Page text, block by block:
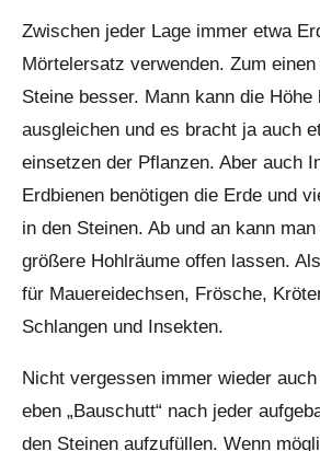
Zwischen jeder Lage immer etwa
Mörtelersatz verwenden. Zum
Steine besser. Mann kann die Höhe
ausgleichen und es bracht ja auch
einsetzen der Pflanzen. Aber auch
Erdbienen benötigen die Erde und
in den Steinen. Ab und an kann
größere Hohlräume offen lassen.
für Mauereidechsen, Frösche,
Schlangen und Insekten.
Nicht vergessen immer wieder
eben „Bauschutt“ nach jeder
den Steinen aufzufüllen. Wenn